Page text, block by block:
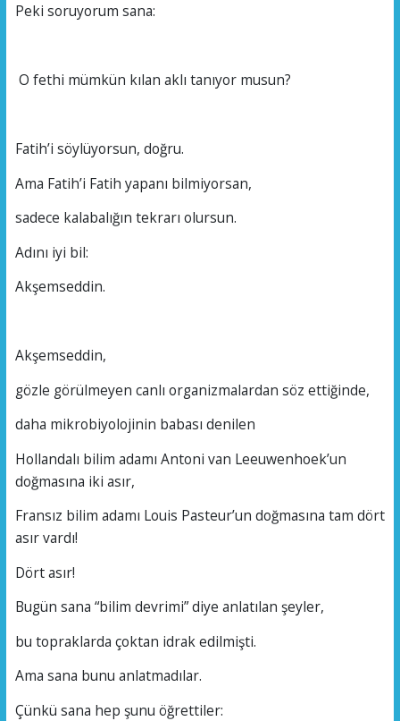
Peki soruyorum sana:
O fethi mümkün kılan aklı tanıyor musun?
Fatih’i söylüyorsun, doğru.
Ama Fatih’i Fatih yapanı bilmiyorsan,
sadece kalabalığın tekrarı olursun.
Adını iyi bil:
Akşemseddin.
Akşemseddin,
gözle görülmeyen canlı organizmalardan söz ettiğinde,
daha mikrobiyolojinin babası denilen
Hollandalı bilim adamı Antoni van Leeuwenhoek’un
doğmasına iki asır,
Fransız bilim adamı Louis Pasteur’un doğmasına tam dört
asır vardı!
Dört asır!
Bugün sana “bilim devrimi” diye anlatılan şeyler,
bu topraklarda çoktan idrak edilmişti.
Ama sana bunu anlatmadılar.
Çünkü sana hep şunu öğrettiler: